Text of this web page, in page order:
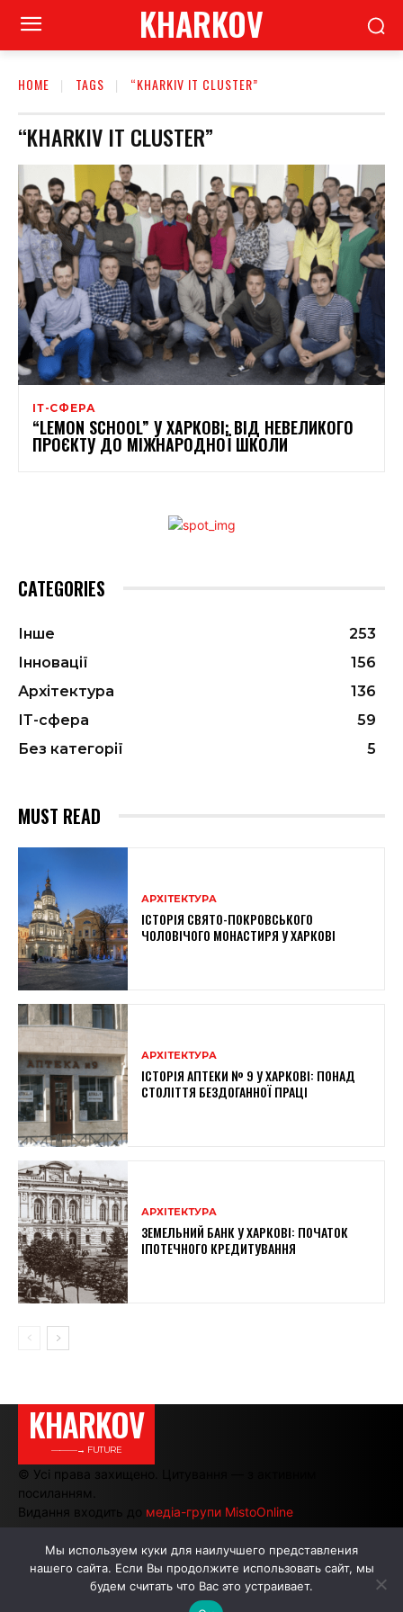
KHARKOV
HOME TAGS “KHARKIV IT CLUSTER”
“KHARKIV IT CLUSTER”
ІТ-СФЕРА
“LEMON SCHOOL” У ХАРКОВІ: ВІД НЕВЕЛИКОГО
ПРОЄКТУ ДО МІЖНАРОДНОЇ ШКОЛИ
CATEGORIES
Інше
253
Інновації
156
Архітектура
136
ІТ-сфера
59
Без категорії
5
MUST READ
АРХІТЕКТУРА
ІСТОРІЯ СВЯТО-ПОКРОВСЬКОГО
ЧОЛОВІЧОГО МОНАСТИРЯ У ХАРКОВІ
АРХІТЕКТУРА
ІСТОРІЯ АПТЕКИ № 9 У ХАРКОВІ: ПОНАД
СТОЛІТТЯ БЕЗДОГАННОЇ ПРАЦІ
АРХІТЕКТУРА
ЗЕМЕЛЬНИЙ БАНК У ХАРКОВІ: ПОЧАТОК
ІПОТЕЧНОГО КРЕДИТУВАННЯ
KHARKOV
———→ FUTURE
© Усі права захищено. Цитування — з активним
посиланням.
Видання входить до медіа-групи MistoOnline
АВТОРИ РЕКЛАМА НА САЙТІ
Мы используем куки для наилучшего представления
нашего сайта. Если Вы продолжите использовать сайт, мы
будем считать что Вас это устраивает.